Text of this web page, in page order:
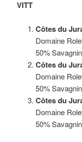
VITT
Côtes du
Domaine
50%
Côtes du
Domaine
50%
Côtes du
Domaine
50%